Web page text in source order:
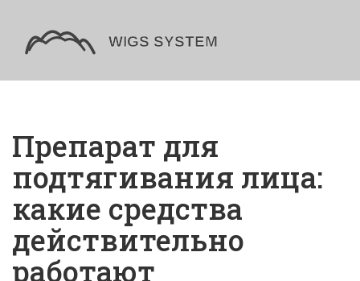
Препарат для
подтягивания лица:
какие средства
действительно
работают